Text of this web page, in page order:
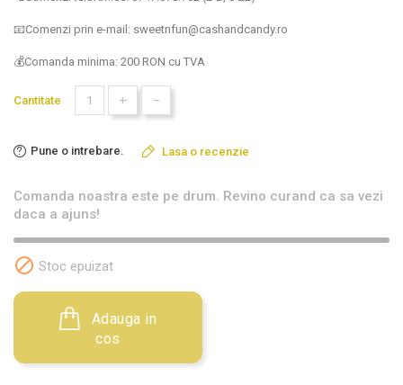
📧Comenzi prin e-mail: sweetnfun@cashandcandy.ro
💰Comanda minima: 200 RON cu TVA
Cantitate + -
Pune o intrebare. Lasa o recenzie
Comanda noastra este pe drum. Revino curand ca sa vezi
daca a ajuns!
 Stoc epuizat
cos